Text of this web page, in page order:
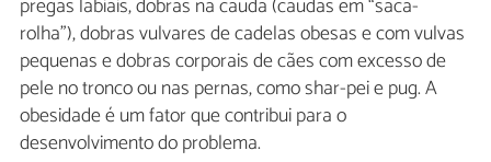
pregas labiais, dobras na cauda (caudas em “saca-
rolha”), dobras vulvares de cadelas obesas e com vulvas
pequenas e dobras corporais de cães com excesso de
pele no tronco ou nas pernas, como shar-pei e pug. A
obesidade é um fator que contribui para o
desenvolvimento do problema.